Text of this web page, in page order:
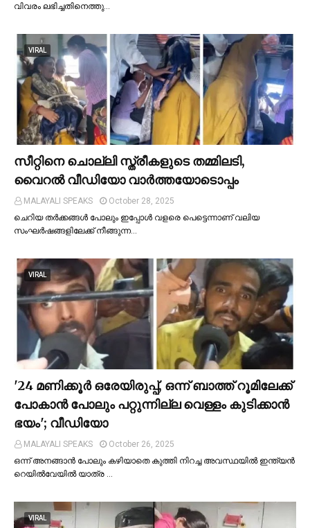
വിവരം ലഭിച്ചതിനെത്തു…
VIRAL
സീറ്റിനെ ചൊല്ലി സ്ത്രീകളുടെ തമ്മിലടി,
വൈറല്‍ വീഡിയോ വാർത്തയോടൊപ്പം
MALAYALI SPEAKS
October 28, 2025
ചെറിയ തര്‍ക്കങ്ങള്‍ പോലും ഇപ്പോള്‍ വളരെ പെട്ടെന്നാണ് വലിയ
സംഘര്‍ഷങ്ങളിലേക്ക് നീങ്ങുന്ന…
VIRAL
'24 മണിക്കൂര്‍ ഒരേയിരുപ്പ്, ഒന്ന് ബാത്ത് റൂമിലേക്ക്
പോകാന്‍ പോലും പറ്റുന്നില്ല വെള്ളം കുടിക്കാന്‍
ഭയം'; വീഡിയോ
MALAYALI SPEAKS
October 26, 2025
ഒന്ന് അനങ്ങാന്‍ പോലും കഴിയാതെ കുത്തി നിറച്ച അവസ്ഥയില്‍ ഇന്ത്യന്‍
റെയില്‍വേയില്‍ യാത്ര …
VIRAL